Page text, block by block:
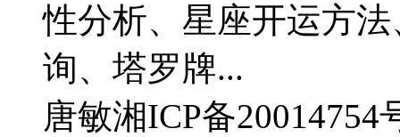
性分析、星座开运方
询、塔罗牌...
唐敏湘ICP备20014754